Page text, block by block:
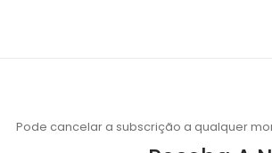
Pode cancelar a subscrição a qualquer